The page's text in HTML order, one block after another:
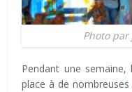
Photo par
Pendant une semaine,
place à de nombreuses